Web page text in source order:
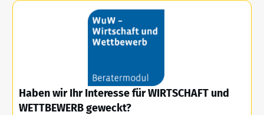
Haben wir Ihr Interesse für WIRTSCHAFT und
WETTBEWERB geweckt?